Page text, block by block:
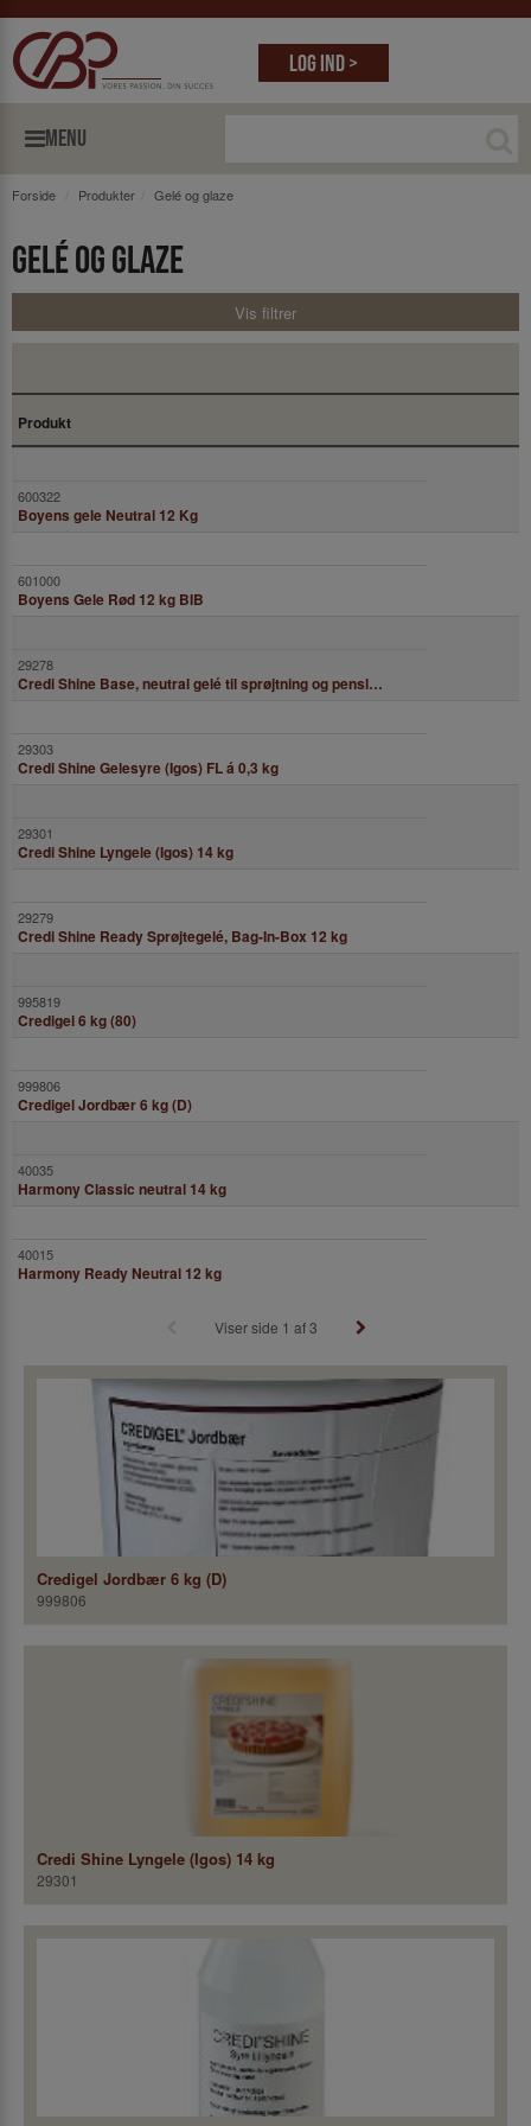
Log ind >
MENU
Forside Produkter Gelé og glaze
Gelé og glaze
Vis filtrer
Produkt
Boyens gele Neutral 12 Kg
Boyens Gele Rød 12 kg BIB
Credi Shine Base, neutral gelé til sprøjtning og pensling på kager. 12,5 kg
Credi Shine Gelesyre (Igos) FL á 0,3 kg
Credi Shine Lyngele (Igos) 14 kg
Credi Shine Ready Sprøjtegelé, Bag-In-Box 12 kg
Credigel 6 kg (80)
Credigel Jordbær 6 kg (D)
Harmony Classic neutral 14 kg
Harmony Ready Neutral 12 kg
Viser side 1 af 3
Credigel Jordbær 6 kg (D)
999806
Credi Shine Lyngele (Igos) 14 kg
29301